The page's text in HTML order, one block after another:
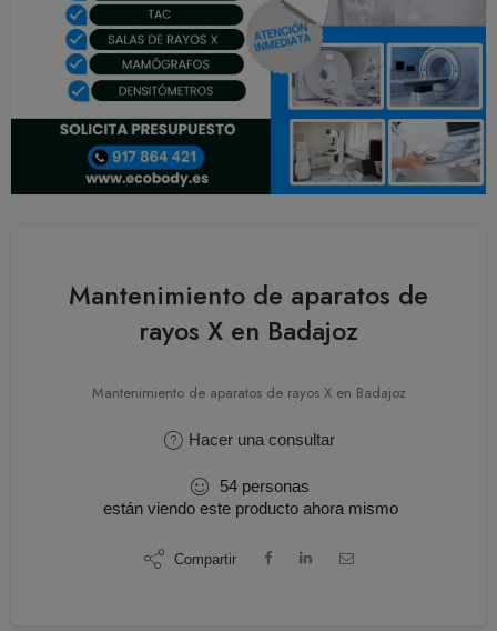
Mantenimiento de aparatos de
rayos X en Badajoz
Mantenimiento de aparatos de rayos X en Badajoz
Hacer una consultar
54 personas
están viendo este producto ahora mismo
Compartir